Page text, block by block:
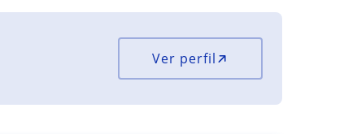
Ver perfil